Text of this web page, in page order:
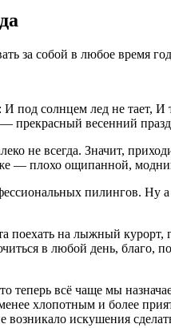
солнцем лед не тает,
прекрасный весенний
не всегда. Значит,
плохо ощипанной,
пилингов. Ну
поехать на лыжный
в любой день, благо,
теперь всё чаще мы
хлопотным и более
искушения